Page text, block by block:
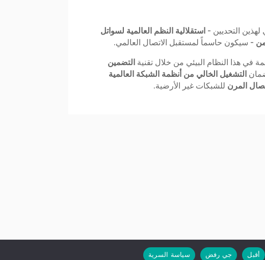
استقلالية النظم العالمية لسواتل
- سيكون حاسماً لمستقبل الاتصال العالمي.
في هذا النظام البيئي من خلال تقنية التضمين
التشغيل الخالي من أنظمة الشبكة العالمية
المرن للشبكات غير الأرضية.
أقبل جي رفض سياسة السرية